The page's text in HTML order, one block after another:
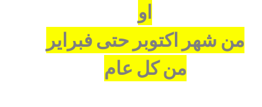
او
من شهر اكتوبر حتى فبراير
من كل عام